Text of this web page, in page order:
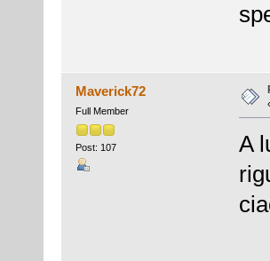
Maverick72
Full Member
Post: 107
A